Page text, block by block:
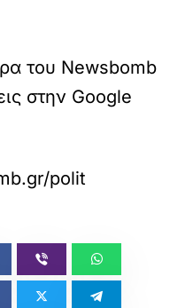
του Newsbomb
στην Google
politikh/story/